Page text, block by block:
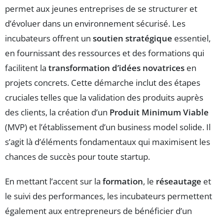
permet aux jeunes entreprises de se structurer et
d’évoluer dans un environnement sécurisé. Les
incubateurs offrent un soutien stratégique essentiel,
en fournissant des ressources et des formations qui
facilitent la transformation d’idées novatrices en
projets concrets. Cette démarche inclut des étapes
cruciales telles que la validation des produits auprès
des clients, la création d’un Produit Minimum Viable
(MVP) et l’établissement d’un business model solide. Il
s’agit là d’éléments fondamentaux qui maximisent les
chances de succès pour toute startup.
En mettant l’accent sur la formation, le réseautage et
le suivi des performances, les incubateurs permettent
également aux entrepreneurs de bénéficier d’un